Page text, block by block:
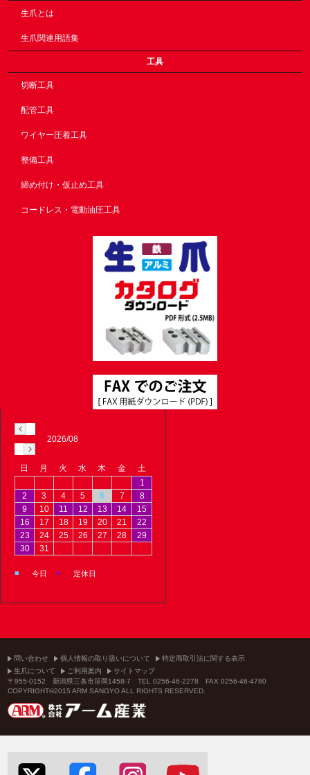
生爪とは
生爪関連用語集
工具
切断工具
配管工具
ワイヤー圧着工具
整備工具
締め付け・仮止め工具
コードレス・電動油圧工具
2026/08
日 月 火 水 木 金
土
1
2
3 4 5 6 7
8
9
10 11 12 13 14
15
16
17 18 19 20 21
22
23
24 25 26 27 28
29
30
31
■ 今日 ■ 定休日
問い合わせ 個人情報の取り扱いについて
特定商取引法に関する表示
生爪について
ご利用案内
サイトマップ
〒955-0152 新潟県三条市笹岡1458-7 TEL 0256-46-2278 FAX 0256-46-4780
COPYRIGHT©2015 ARM SANGYO ALL RIGHTS RESERVED.